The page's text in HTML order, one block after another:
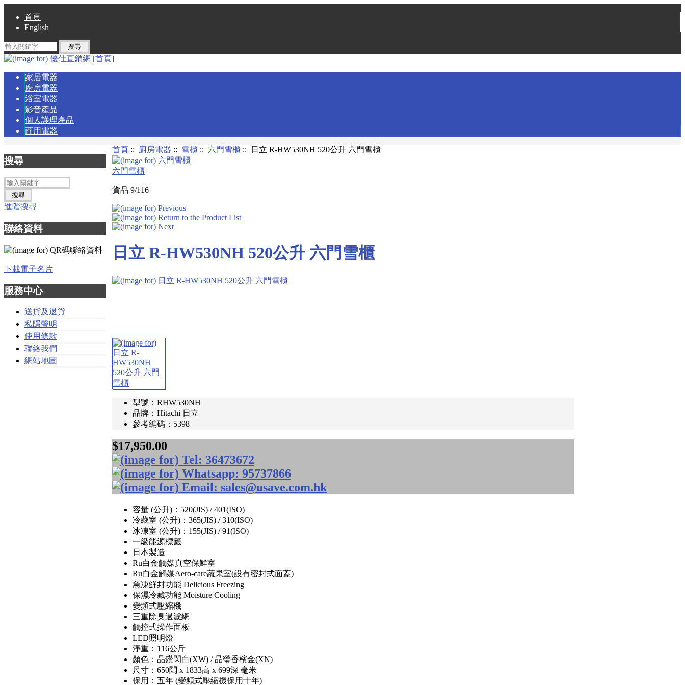
首頁
English
家居電器
廚房電器
浴室電器
影音產品
個人護理產品
商用電器
搜尋
進階搜尋
聯絡資料
下載電子名片
服務中心
送貨及退貨
私隱聲明
使用條款
聯絡我們
網站地圖
首頁:: 廚房電器 :: 雪櫃:: 六門雪櫃:: 日立 R-HW530NH 520公升 六門雪櫃
六門雪櫃
貨品 9/116
日立 R-HW530NH 520公升 六門雪櫃
型號：RHW530NH
品牌：Hitachi 日立
參考編碼：5398
$17,950.00
容量 (公升)：520(JIS) / 401(ISO)
冷藏室 (公升)：365(JIS) / 310(ISO)
冰凍室 (公升)：155(JIS) / 91(ISO)
一級能源標籤
日本製造
Ru白金觸媒真空保鮮室
Ru白金觸媒Aero-care蔬果室(設有密封式面蓋)
急凍鮮封功能 Delicious Freezing
保濕冷藏功能 Moisture Cooling
變頻式壓縮機
三重除臭過濾網
觸控式操作面板
LED照明燈
淨重：116公斤
顏色：晶鑽閃白(XW) / 晶瑩香檳金(XN)
尺寸：650闊 x 1833高 x 699深 毫米
保用：五年 (變頻式壓縮機保用十年)